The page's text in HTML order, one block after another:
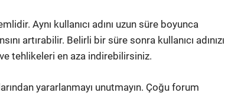
Aynı kullanıcı adını uzun süre boyunca
artırabilir. Belirli bir süre sonra kullanıcı adınızı
tehlikeleri en aza indirebilirsiniz.
yararlanmayı unutmayın. Çoğu forum